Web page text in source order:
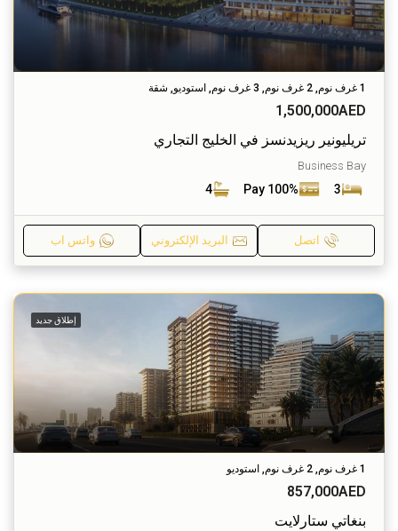
1 غرف نوم, 2 غرف نوم, 3 غرف نوم, استوديو, شقة
1,500,000AED
تريليونير ريزيدنسز في الخليج التجاري
Business Bay
3
Pay 100%
4
اتصل البريد الإلكتروني واتس اب
إطلاق جديد
1 غرف نوم, 2 غرف نوم, استوديو
857,000AED
بنغاتي ستارلايت